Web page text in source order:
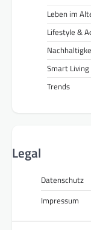
Leben im
Lifestyle &
Smart
Trends
Legal
Datenschutz
Impressum